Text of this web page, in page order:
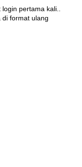
pertama kali..
di format ulang